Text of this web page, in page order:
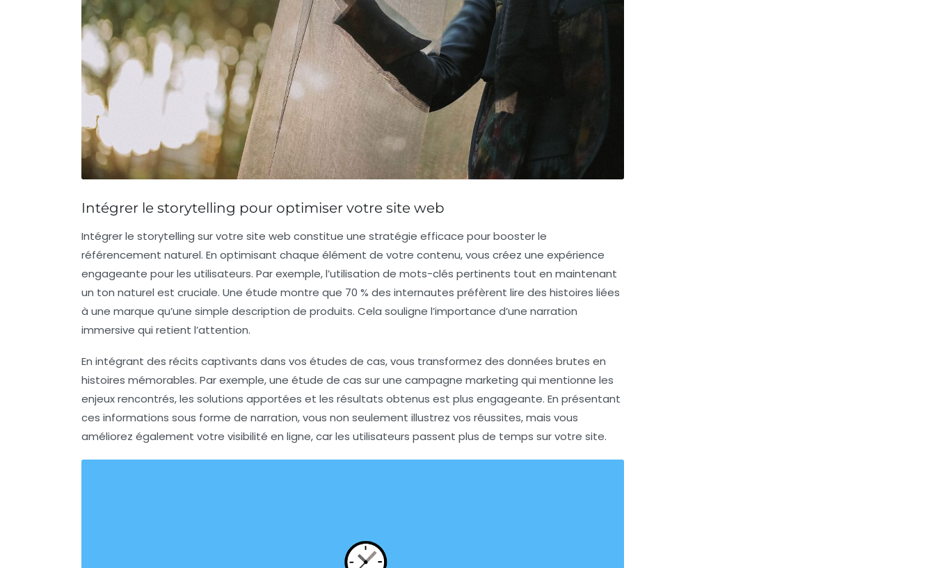
Intégrer le storytelling pour optimiser votre site web
Intégrer le storytelling sur votre site web constitue une stratégie efficace pour booster le
référencement naturel. En optimisant chaque élément de votre contenu, vous créez une expérience
engageante pour les utilisateurs. Par exemple, l’utilisation de mots-clés pertinents tout en maintenant
un ton naturel est cruciale. Une étude montre que 70 % des internautes préfèrent lire des histoires liées
à une marque qu’une simple description de produits. Cela souligne l’importance d’une narration
immersive qui retient l’attention.
En intégrant des récits captivants dans vos études de cas, vous transformez des données brutes en
histoires mémorables. Par exemple, une étude de cas sur une campagne marketing qui mentionne les
enjeux rencontrés, les solutions apportées et les résultats obtenus est plus engageante. En présentant
ces informations sous forme de narration, vous non seulement illustrez vos réussites, mais vous
améliorez également votre visibilité en ligne, car les utilisateurs passent plus de temps sur votre site.